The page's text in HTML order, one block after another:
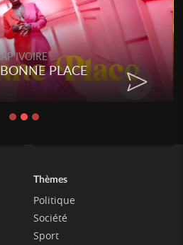
IVOIRE
PLACE
Thèmes
Politique
Société
Sport